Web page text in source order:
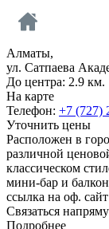
Алматы,
ул. Сатпаева
До центра: 2.9 км.
На карте
Телефон: +7 (727)
Уточнить цены
Расположен в
различной
классическом
мини-бар и
ссылка на оф. сайт
Связаться
Подробнее